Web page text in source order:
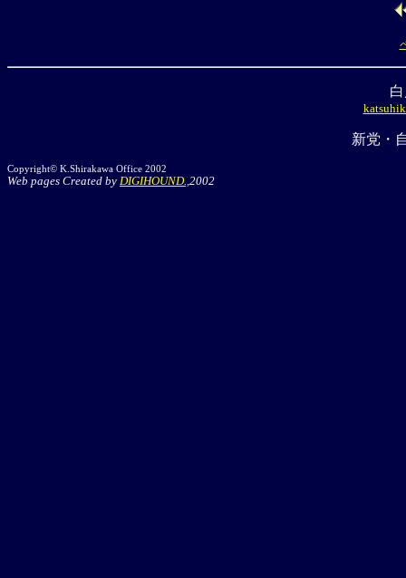
新党・
Copyright© K.Shirakawa Office 2002
Web pages Created by DIGIHOUND.,2002